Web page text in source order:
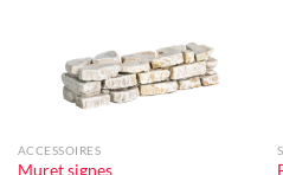
ACCESSOIRES
Muret signes